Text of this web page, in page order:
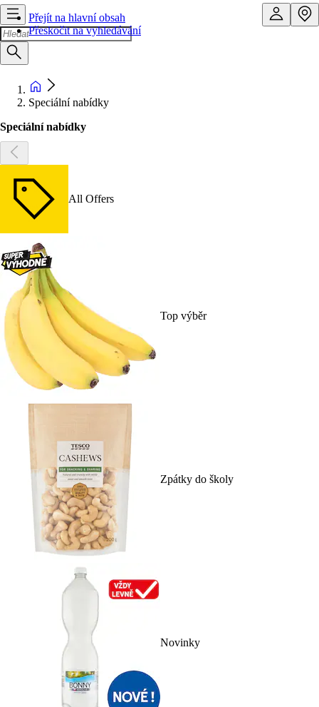
Přejít na hlavní obsah
Přeskočit na vyhledávání
Speciální nabídky
Speciální nabídky
All Offers
Top výběr
Zpátky do školy
Novinky